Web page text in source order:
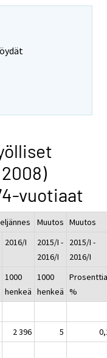
vuotiaat
Muutos Muutos
2016/I
2015/I -
2016/I
2015/I -
2016/I
1000
henkeä
1000
henkeä %
2 396 5